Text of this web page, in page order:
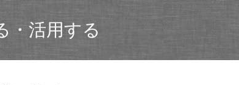
・活用する